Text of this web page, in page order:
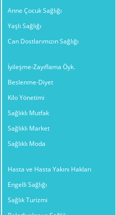
Anne Çocuk Sağlığı
Yaşlı Sağlığı
Can Dostlarımızın Sağlığı
İyileşme-Zayıflama Öyk.
Beslenme-Diyet
Kilo Yönetimi
Sağlıklı Mutfak
Sağlıklı Market
Sağlıklı Moda
Hasta ve Hasta Yakını Hakları
Engelli Sağlığı
Sağlık Turizmi